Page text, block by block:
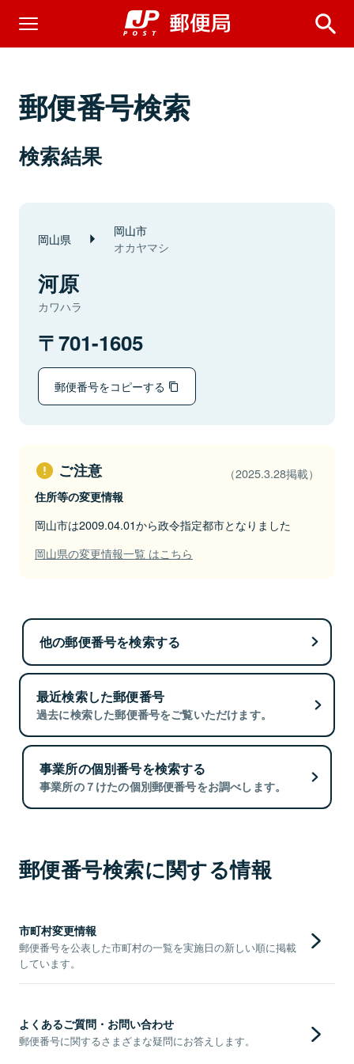
郵便番号検索
検索結果
岡山県 岡山市
オカヤマシ
河原
カワハラ
701-1605
郵便番号をコピーする
ご注意 （2025.3.28掲載）
住所等の変更情報
岡山市は2009.04.01から政令指定都市となりました
岡山県の変更情報一覧 はこちら
他の郵便番号を検索する
最近検索した郵便番号
過去に検索した郵便番号をご覧いただけます。
事業所の個別番号を検索する
事業所の７けたの個別郵便番号をお調べします。
郵便番号検索に関する情報
市町村変更情報
郵便番号を公表した市町村の一覧を実施日の新しい順に掲載
しています。
よくあるご質問・お問い合わせ
郵便番号に関するさまざまな疑問にお答えします。